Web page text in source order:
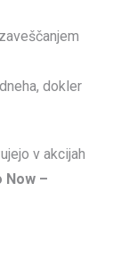
dokler
v akcijah
Now –